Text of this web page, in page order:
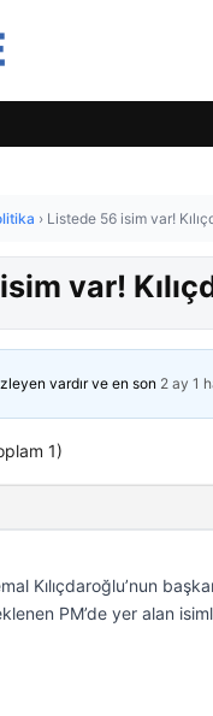
› Listede 56 isim var!
var!
vardır ve en son 2 ay 1
1)
Kılıçdaroğlu’nun
PM’de yer alan